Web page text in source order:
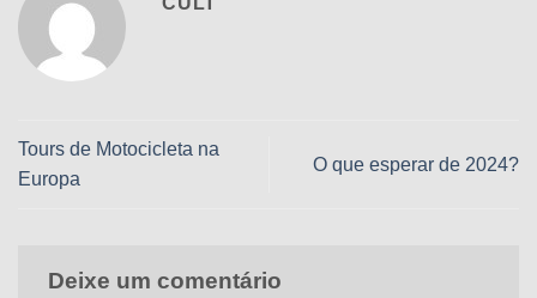
Tours de Motocicleta na
Europa
O que esperar de 2024?
Deixe um comentário